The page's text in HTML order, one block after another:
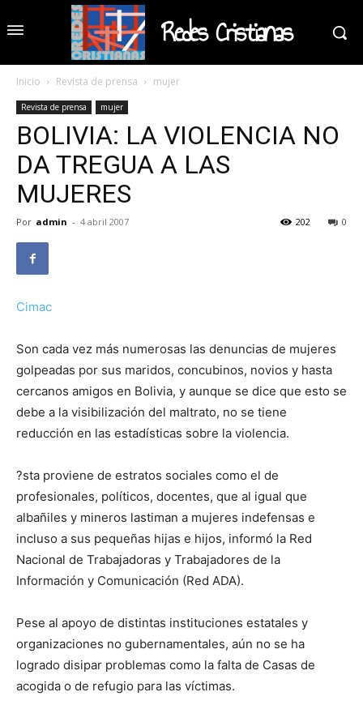
Redes Cristianas
Inicio Revista de prensa mujer
Revista de prensa mujer
BOLIVIA: LA VIOLENCIA NO
DA TREGUA A LAS
MUJERES
Por admin - 4 abril 2007 0
202
Cimac
Son cada vez más numerosas las denuncias de mujeres
golpeadas por sus maridos, concubinos, novios y hasta
cercanos amigos en Bolivia, y aunque se dice que esto se
debe a la visibilización del maltrato, no se tiene
reducción en las estadísticas sobre la violencia.
?sta proviene de estratos sociales como el de
profesionales, políticos, docentes, que al igual que
albañiles y mineros lastiman a mujeres indefensas e
incluso a sus pequeñas hijas e hijos, informó la Red
Nacional de Trabajadoras y Trabajadores de la
Información y Comunicación (Red ADA).
Pese al apoyo de distintas instituciones estatales y
organizaciones no gubernamentales, aún no se ha
logrado disipar problemas como la falta de Casas de
acogida o de refugio para las víctimas.